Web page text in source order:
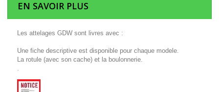
EN SAVOIR PLUS
Les attelages GDW sont livres avec :
Une fiche descriptive est disponible pour chaque modele.
La rotule (avec son cache) et la boulonnerie.
.